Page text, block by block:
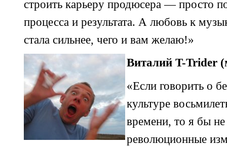
строить карьеру продюсера — просто
процесса и результата. А любовь к
стала сильнее, чего и вам желаю!»
Виталий T-Trider
«Если говорить о
культуре
времени, то я бы не
революционные